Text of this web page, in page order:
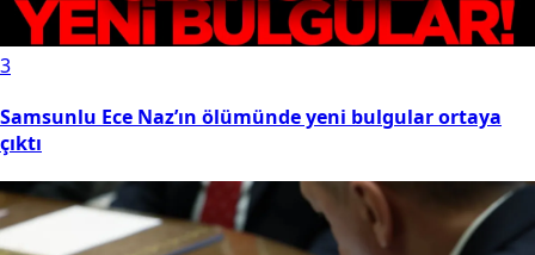
3
Samsunlu Ece Naz’ın ölümünde yeni bulgular ortaya
çıktı